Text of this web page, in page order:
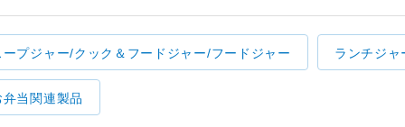
ープジャー/クック＆フードジャー/フードジャー ランチジ
弁当関連製品